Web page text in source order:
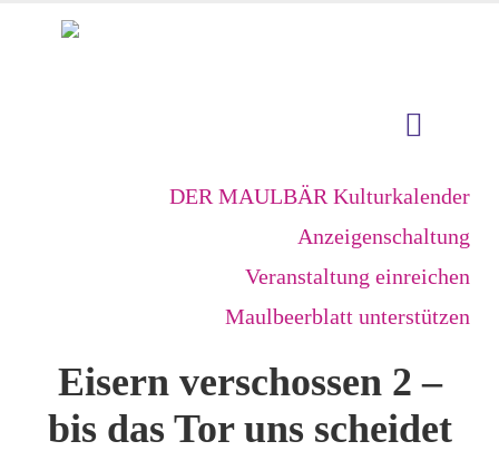
DER MAULBÄR Kulturkalender
Anzeigenschaltung
Veranstaltung einreichen
Maulbeerblatt unterstützen
Eisern verschossen 2 –
bis das Tor uns scheidet